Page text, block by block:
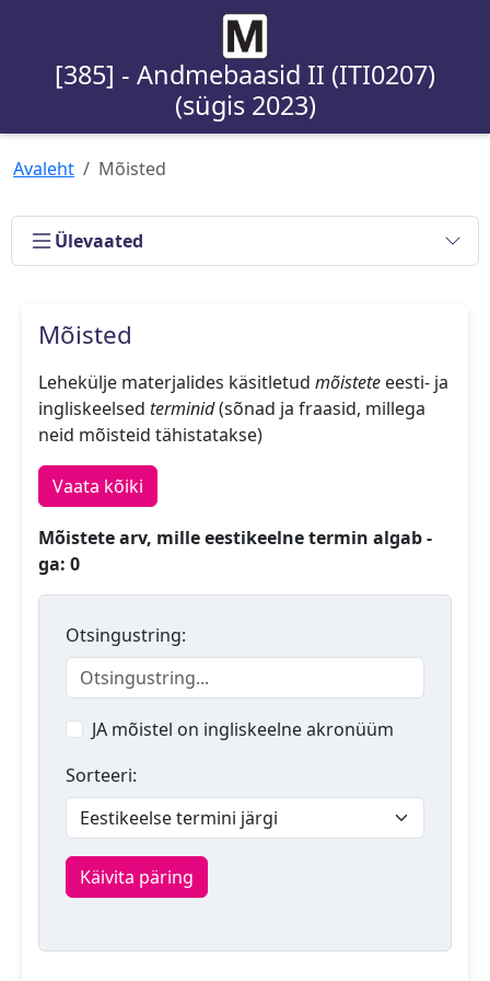
[385] - Andmebaasid II (ITI0207)
(sügis 2023)
Avaleht Mõisted
Ülevaated
Mõisted
Lehekülje materjalides käsitletud mõistete eesti- ja
ingliskeelsed terminid(sõnad ja fraasid, millega
neid mõisteid tähistatakse)
Vaata kõiki
Mõistete arv, mille eestikeelne termin algab -
ga: 0
Otsingustring:
JA mõistel on ingliskeelne akronüüm
Sorteeri:
Käivita päring